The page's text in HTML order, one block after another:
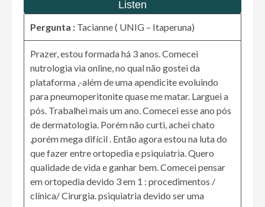
Pergunta : Tacianne ( UNIG – Itaperuna)
Prazer, estou formada há 3 anos. Comecei
nutrologia via online, no qual não gostei da
plataforma ,-além de uma apendicite evoluindo
para pneumoperitonite quase me matar. Larguei a
pós. Trabalhei mais um ano. Comecei esse ano pós
de dermatologia. Porém não curti, achei chato
,porém mega difícil . Então agora estou na luta do
que fazer entre ortopedia e psiquiatria. Quero
qualidade de vida e ganhar bem. Comecei pensar
em ortopedia devido 3 em 1 : procedimentos /
clínica/ Cirurgia. psiquiatria devido ser uma